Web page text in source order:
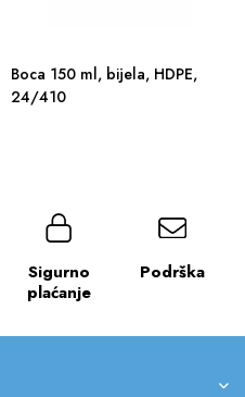
Boca 150 ml, bijela, HDPE,
24/410
Sigurno
plaćanje
Podrška